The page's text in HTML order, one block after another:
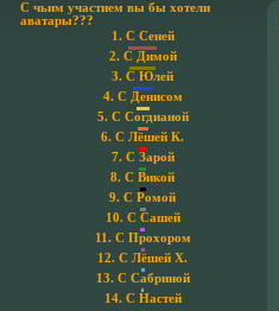
С чьим участием вы бы хотели
аватары???
1. С Сеней
2. С Димой
3. С Юлей
4. С Денисом
5. С Согдианой
6. С Лёшей К.
7. С Зарой
8. С Викой
9. С Ромой
10. С Сашей
11. С Прохором
12. С Лёшей Х.
13. С Сабриной
14. С Настей